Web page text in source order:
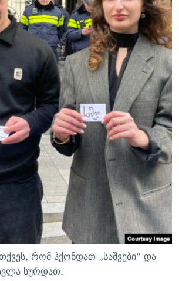
რომ ჰქონდათ „საშვები“ და
სურდათ.